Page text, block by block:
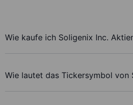
Wie kaufe ich Soligenix Inc.
Wie lautet das Tickersymbol von